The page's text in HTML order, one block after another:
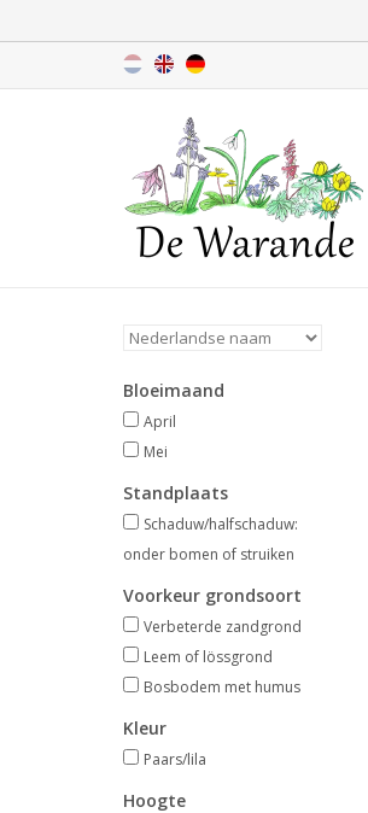
Bloeimaand
April
Mei
Standplaats
Schaduw/halfschaduw:
onder bomen of struiken
Voorkeur grondsoort
Verbeterde zandgrond
Leem of lössgrond
Bosbodem met humus
Kleur
Paars/lila
Hoogte